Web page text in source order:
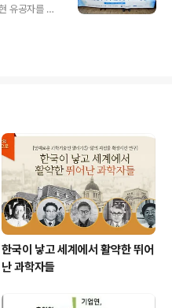
유공자를 초
유공자의
학기술 발전
터 수많은 제
‧슈프리마‧파
고 불리는 국
다. 이재원 대
한국이 낳고 세계에서 활약한 뛰어
난 과학자들